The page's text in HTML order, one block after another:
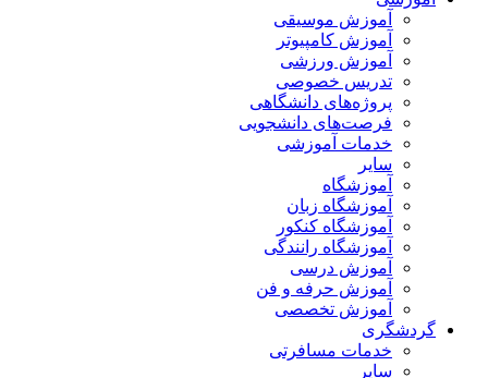
آموزش موسیقی
آموزش کامپیوتر
آموزش ورزشی
تدریس خصوصی
پروژه‌های دانشگاهی
فرصت‌های دانشجویی
خدمات آموزشی
سایر
آموزشگاه
آموزشگاه زبان
آموزشگاه کنکور
آموزشگاه رانندگی
آموزش درسی
آموزش حرفه و فن
آموزش تخصصی
گردشگری
خدمات مسافرتی
سایر